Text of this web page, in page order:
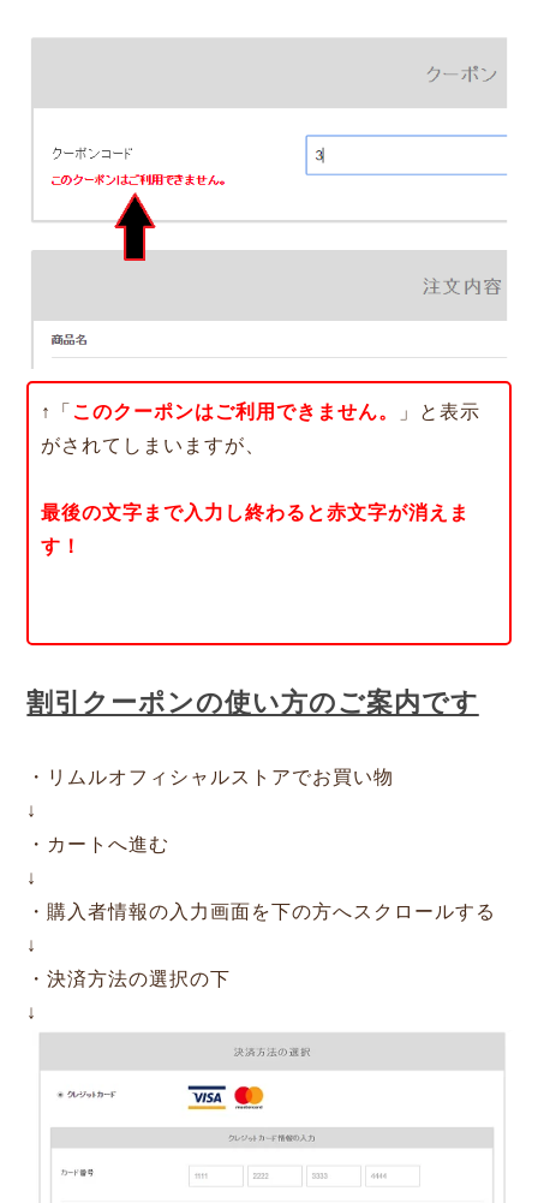
↑「 このクーポンはご利用できません。
」と表示
がされてしまいますが、
最後の文字まで入力し終わると赤文字が消えま
す！
割引クーポンの使い方のご案内です
・リムルオフィシャルストアでお買い物
↓
・カートへ進む
↓
・購入者情報の入力画面を下の方へスクロールする
↓
・決済方法の選択の下
↓